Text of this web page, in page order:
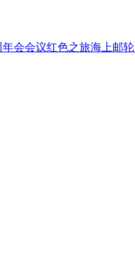
年会会议红色之旅海上邮轮